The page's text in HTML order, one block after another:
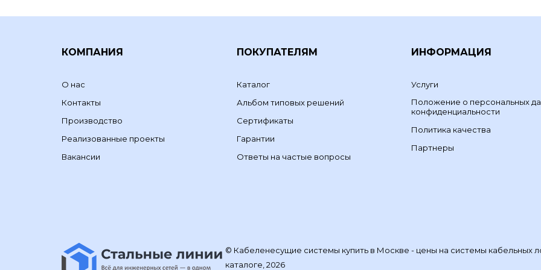
КОМПАНИЯ
О нас
Контакты
Производство
Реализованные проекты
Вакансии
ПОКУПАТЕЛЯМ
Каталог
Альбом типовых решений
Сертификаты
Гарантии
Ответы на частые вопросы
ИНФОРМАЦИЯ
Услуги
Положение о персональных
конфиденциальности
Политика качества
Партнеры
© Кабеленесущие системы купить в Москве - цены на системы кабельных
каталоге, 2026